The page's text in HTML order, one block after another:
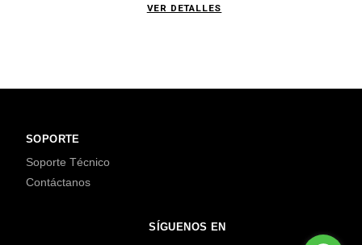
VER DETALLES
SOPORTE
Soporte Técnico
Contáctanos
SÍGUENOS EN